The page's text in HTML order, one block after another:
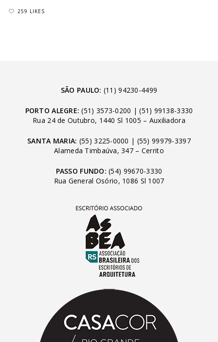
259 LIKES
SÃO PAULO: (11) 94230-4499
PORTO ALEGRE: (51) 3573-0200 |(51) 99138-3330
Rua 24 de Outubro, 1440 Sl 1005 – Auxiliadora
SANTA MARIA: (55) 3225-0000 | (55) 99979-3397
Alameda Timbaúva, 347 – Cerrito
PASSO FUNDO: (54) 99670-3330
Rua General Osório, 1086 Sl 1007